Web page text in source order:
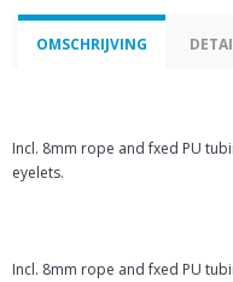
OMSCHRIJVING
Incl. 8mm rope and fxed PU
eyelets.
Incl. 8mm rope and fxed PU